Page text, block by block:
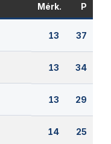
Mérk. P
13 37
13 34
13 29
14 25